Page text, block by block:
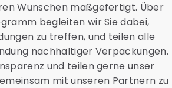
Wünschen maßgefertigt. Über
begleiten wir Sie dabei,
zu treffen, und teilen alle
nachhaltiger Verpackungen.
und teilen gerne unser
mit unseren Partnern zu